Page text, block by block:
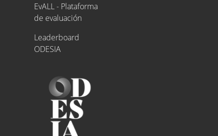
EvALL - Plataforma
de evaluación
Leaderboard
ODESIA